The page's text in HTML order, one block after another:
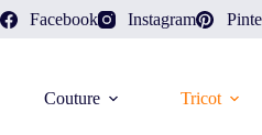
Facebook Instagram
Couture Tricot